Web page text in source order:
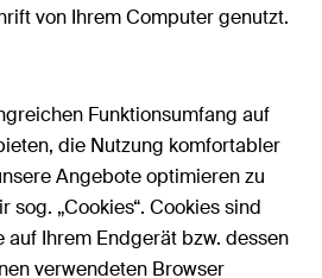
von Ihrem Computer genutzt.
Funktionsumfang auf
die Nutzung komfortabler
Angebote optimieren zu
sog. „Cookies“. Cookies sind
auf Ihrem Endgerät bzw. dessen
verwendeten Browser